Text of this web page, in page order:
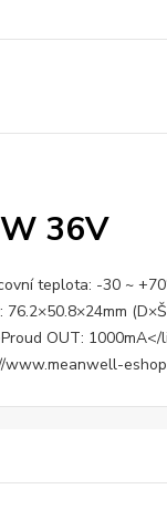
36V
teplota: -30 ~
76.2×50.8×24mm
OUT: